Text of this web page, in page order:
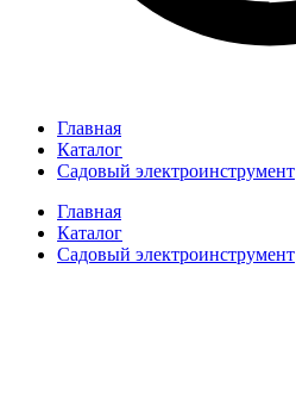
Главная
Каталог
Садовый электроинструмент
Главная
Каталог
Садовый электроинструмент